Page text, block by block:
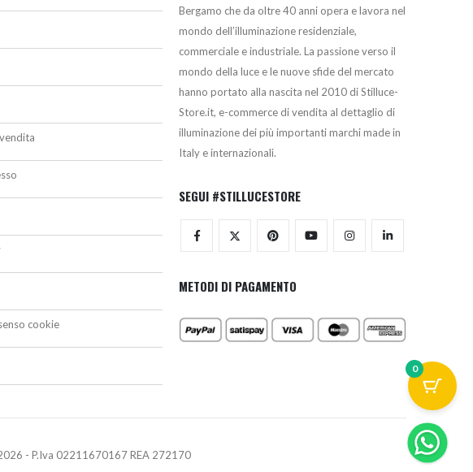
cookie
Bergamo che da oltre 40 anni opera e lavora nel
mondo dell’illuminazione residenziale,
commerciale e industriale. La passione verso il
mondo della luce e le nuove sfide del mercato
hanno portato alla nascita nel 2010 di Stilluce-
Store.it, e-commerce di vendita al dettaglio di
illuminazione dei più importanti marchi made in
Italy e internazionali.
SEGUI #STILLUCESTORE
METODI DI PAGAMENTO
- P.Iva 02211670167 REA 272170
0